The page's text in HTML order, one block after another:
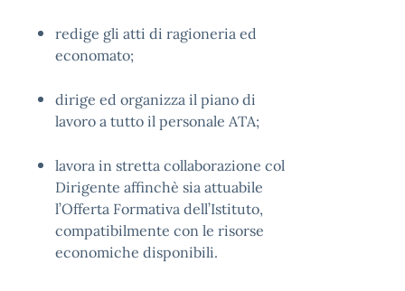
redige gli atti di ragioneria ed
economato;
dirige ed organizza il piano di
lavoro a tutto il personale ATA;
lavora in stretta collaborazione col
Dirigente affinchè sia attuabile
l’Offerta Formativa dell’Istituto,
compatibilmente con le risorse
economiche disponibili.